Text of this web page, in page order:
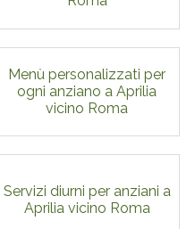
Menù personalizzati per
ogni anziano a Aprilia
vicino Roma
Servizi diurni per anziani a
Aprilia vicino Roma